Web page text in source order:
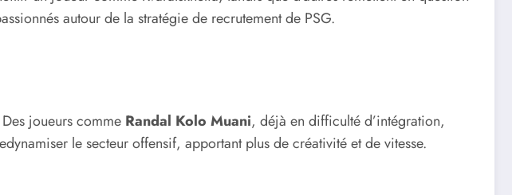
autour de la stratégie de recrutement de PSG.
joueurs comme Randal Kolo Muani, déjà en difficulté d’intégration,
le secteur offensif, apportant plus de créativité et de vitesse.